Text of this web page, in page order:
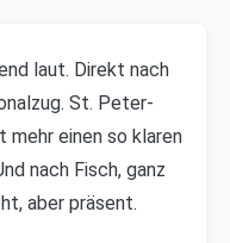
laut. Direkt nach
St. Peter-
mehr einen so klaren
nach Fisch, ganz
aber präsent.